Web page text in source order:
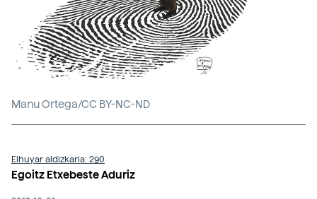
Manu Ortega/CC BY-NC-ND
Elhuyar aldizkaria: 290
Egoitz Etxebeste Aduriz